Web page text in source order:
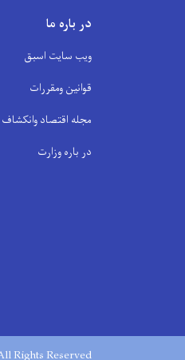
در باره ما
ویب سایت اسبق
قوانین ومقررات
مجله اقتصاد وانکشاف
در باره وزارت
Rights Reserved